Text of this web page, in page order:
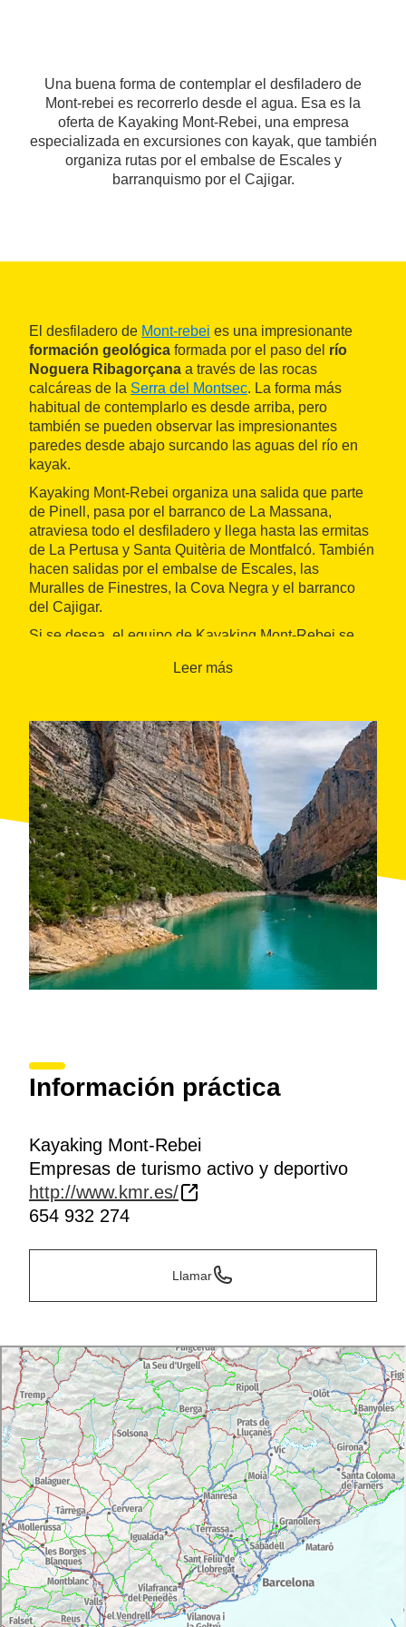
Una buena forma de contemplar el desfiladero de
Mont-rebei es recorrerlo desde el agua. Esa es la
oferta de Kayaking Mont-Rebei, una empresa
especializada en excursiones con kayak, que también
organiza rutas por el embalse de Escales y
barranquismo por el Cajigar.
El desfiladero de Mont-rebei es una impresionante
formación geológica formada por el paso del río
Noguera Ribagorçana a través de las rocas
calcáreas de la Serra del Montsec. La forma más
habitual de contemplarlo es desde arriba, pero
también se pueden observar las impresionantes
paredes desde abajo surcando las aguas del río en
kayak.
Kayaking Mont-Rebei organiza una salida que parte
de Pinell, pasa por el barranco de La Massana,
atraviesa todo el desfiladero y llega hasta las ermitas
de La Pertusa y Santa Quitèria de Montfalcó. También
hacen salidas por el embalse de Escales, las
Muralles de Finestres, la Cova Negra y el barranco
del Cajigar.
Si se desea, el equipo de Kayaking Mont-Rebei se
Leer más
Información práctica
Kayaking Mont-Rebei
Empresas de turismo activo y deportivo
http://www.kmr.es/
654 932 274
Llamar